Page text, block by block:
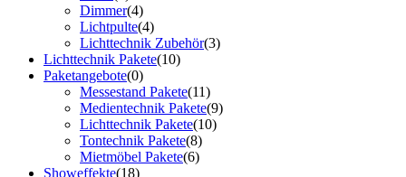
Dimmer(4)
Lichtpulte(4)
Lichttechnik Zubehör(3)
Lichttechnik Pakete(10)
Paketangebote(0)
Messestand Pakete(11)
Medientechnik Pakete(9)
Lichttechnik Pakete(10)
Tontechnik Pakete(8)
Mietmöbel Pakete(6)
Showeffekte(18)